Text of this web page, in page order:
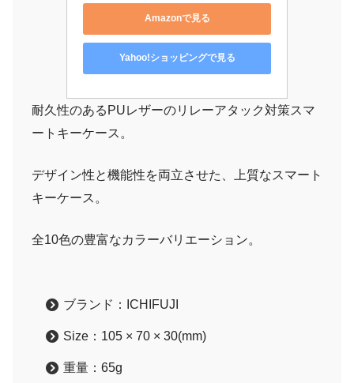
Amazonで見る
Yahoo!ショッピングで見る
耐久性のあるPUレザーのリレーアタック対策スマ
ートキーケース。
デザイン性と機能性を両立させた、上質なスマート
キーケース。
全10色の豊富なカラーバリエーション。
ブランド：ICHIFUJI
Size：105 × 70 × 30(mm)
重量：65g